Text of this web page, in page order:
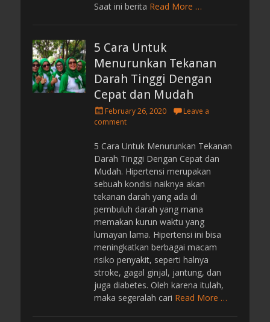
Saat ini berita Read More …
5 Cara Untuk
Menurunkan Tekanan
Darah Tinggi Dengan
Cepat dan Mudah
P
o
t
e
d
o
n
February 26, 2020
Leave a
comment
5 Cara Untuk Menurunkan Tekanan
Darah Tinggi Dengan Cepat dan
Mudah. Hipertensi merupakan
sebuah kondisi naiknya akan
tekanan darah yang ada di
pembuluh darah yang mana
memakan kurun waktu yang
lumayan lama. Hipertensi ini bisa
meningkatkan berbagai macam
risiko penyakit, seperti halnya
stroke, gagal ginjal, jantung, dan
juga diabetes. Oleh karena itulah,
maka segeralah cari Read More …